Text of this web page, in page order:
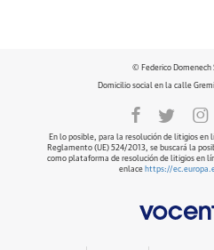
© Federico Domenech
Domicilio social en la calle
En lo posible, para la resolución de litigios en
Reglamento (UE) 524/2013, se buscará la
como plataforma de resolución de litigios en
enlace https://